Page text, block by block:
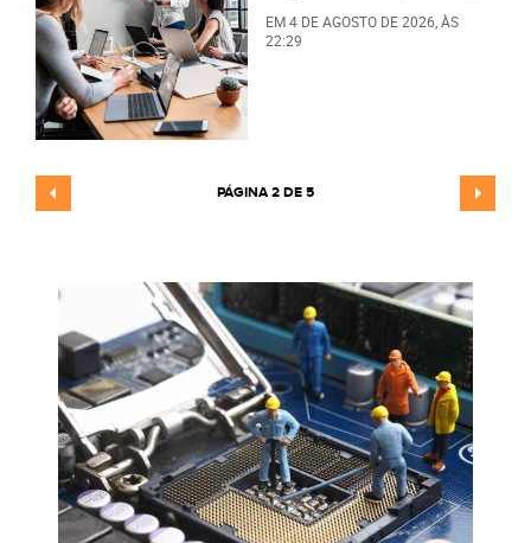
EM4 DE AGOSTO DE 2026 , ÀS
22:29
PÁGINA 2 DE 5